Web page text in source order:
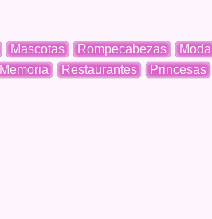
Mascotas Rompecabezas Moda
Memoria Restaurantes Princesas